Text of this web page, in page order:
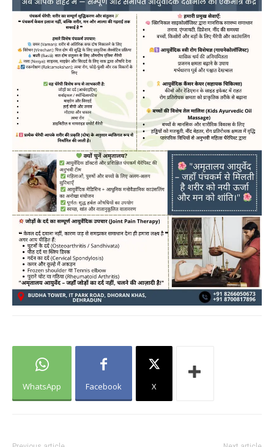
WhatsApp Facebook X